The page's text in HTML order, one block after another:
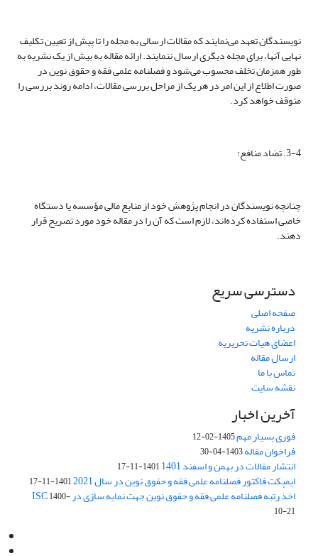
نویسندگان تعهد می‌نمایند که مقالات ارسالی به مجله را تا پیش از تعیین تکلیف
نهایی آنها، برای مجله دیگری ارسال ننمایند. ارائه مقاله به بیش از یک نشریه به
طور همزمان تخلف محسوب می‌شود و فصلنامه علمی فقه و حقوق نوین در
صورت اطلاع از این امر در هر یک از مراحل بررسی مقالات،‌ ادامه روند بررسی را
متوقف خواهد کرد.
3-4. تضاد منافع:
چنانچه نویسندگان در انجام پژوهش خود از منابع مالی مؤسسه یا دستگاه
خاصی استفاده کرده‌اند، لازم است که آن را در مقاله خود مورد تصریح قرار
دهند.
دسترسی سریع
صفحه اصلی
درباره نشریه
اعضای هیات تحریریه
ارسال مقاله
تماس با ما
نقشه سایت
آخرین اخبار
فوری بسیار مهم1405-02-12
فراخوان مقاله1403-04-30
انتشار مقالات در بهمن و اسفند 1401 1401-11-17
ایمپکت فاکتور فصلنامه علمی فقه و حقوق نوین در سال 2021 1401-11-17
اخذ رتبه فصلنامه علمی فقه و حقوق نوین جهت نمایه سازی در ISC1400-
10-21